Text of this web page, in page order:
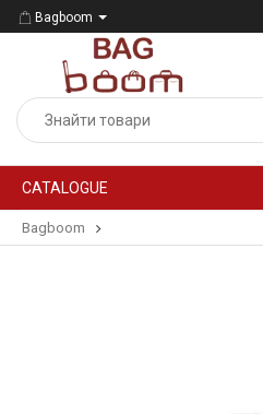
Bagboom
CATALOGUE
Bagboom